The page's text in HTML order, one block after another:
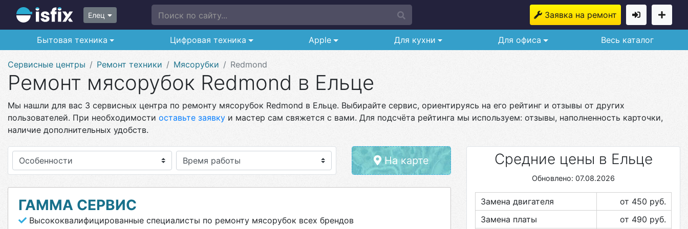
Елец Поиск по сайту... Заявка на ремонт
Бытовая техника Цифровая техника Apple Для кухни Для офиса Весь каталог
Сервисные центры Ремонт техники Мясорубки Redmond
Ремонт мясорубок Redmond в Ельце
Мы нашли для вас 3 сервисных центра по ремонту мясорубок Redmond в Ельце. Выбирайте сервис, ориентируясь на его рейтинг и отзывы от других
пользователей. При необходимости оставьте заявку и мастер сам свяжется с вами. Для подсчёта рейтинга мы используем: отзывы, наполненность карточки,
наличие дополнительных удобств.
Особенности На карте
ГАММА СЕРВИС
Высококвалифицированные специалисты по ремонту мясорубок всех брендов
Средние цены в Ельце
Обновлено: 07.08.2026
Замена двигателя от 450 руб.
Замена платы
от 490 руб.